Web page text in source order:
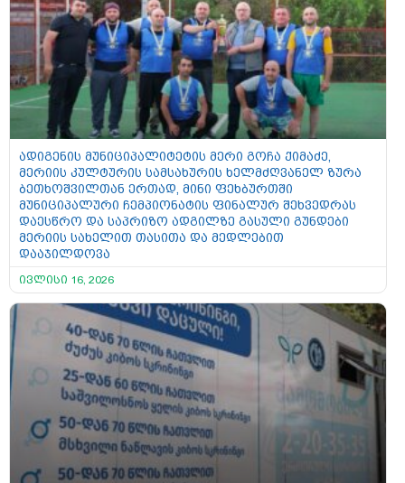
ადიგენის მუნიციპალიტეტის მერი გოჩა ქიმაძე,
მერიის კულტურის სამსახურის ხელმძღვანელ ზურა
ბეთხოშვილთან ერთად, მინი ფეხბურთში
მუნიციპალური ჩემპიონატის ფინალურ შეხვედრას
დაესწრო და საპრიზო ადგილზე გასული გუნდები
მერიის სახელით თასითა და მედლებით
დააჯილდოვა
ივლისი 16, 2026